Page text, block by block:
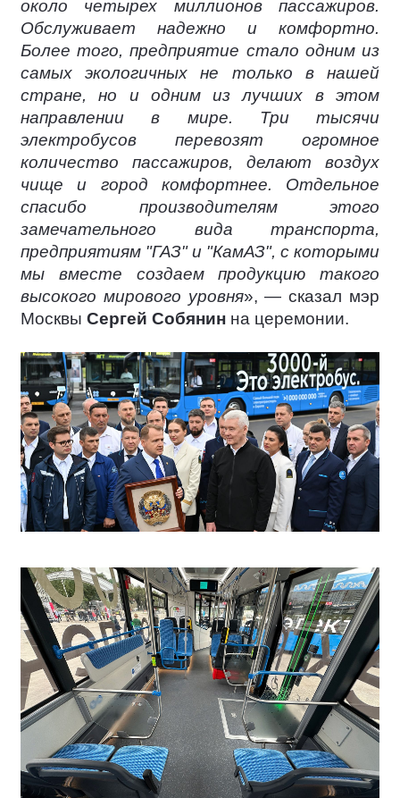
около четырех миллионов пассажиров.
Обслуживает надежно и комфортно.
Более того, предприятие стало одним из
самых экологичных не только в нашей
стране, но и одним из лучших в этом
направлении в мире. Три тысячи
электробусов перевозят огромное
количество пассажиров, делают воздух
чище и город комфортнее. Отдельное
спасибо производителям этого
замечательного вида транспорта,
предприятиям "ГАЗ" и "КамАЗ", с которыми
мы вместе создаем продукцию такого
высокого мирового уровня», — сказал мэр
Москвы Сергей Собянин на церемонии.